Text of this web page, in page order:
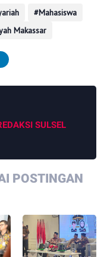
Mahasiswa
Makassar
SULSEL
POSTINGAN